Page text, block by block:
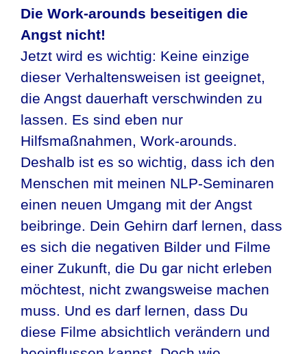
Die Work-arounds beseitigen die
Angst nicht!
Jetzt wird es wichtig: Keine einzige
dieser Verhaltensweisen ist geeignet,
die Angst dauerhaft verschwinden zu
lassen. Es sind eben nur
Hilfsmaßnahmen, Work-arounds.
Deshalb ist es so wichtig, dass ich den
Menschen mit meinen NLP-Seminaren
einen neuen Umgang mit der Angst
beibringe. Dein Gehirn darf lernen, dass
es sich die negativen Bilder und Filme
einer Zukunft, die Du gar nicht erleben
möchtest, nicht zwangsweise machen
muss. Und es darf lernen, dass Du
diese Filme absichtlich verändern und